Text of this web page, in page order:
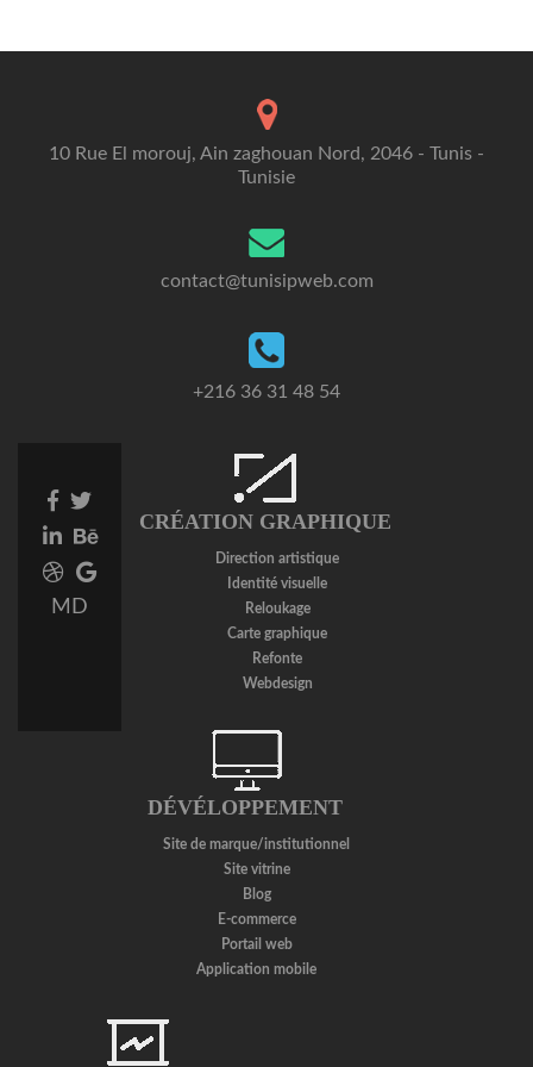
10 Rue El morouj, Ain zaghouan Nord, 2046 - Tunis -
Tunisie
contact@tunisipweb.com
+216 36 31 48 54
Facebook
link
Twitter
Linkedin
link
Behance
link
Dribbble
link
Google
Plus
link
MD
CRÉATION GRAPHIQUE
Direction artistique
Identité visuelle
Reloukage
Carte graphique
Refonte
Webdesign
DÉVÉLOPPEMENT
Site de marque/institutionnel
Site vitrine
Blog
E-commerce
Portail web
Application mobile